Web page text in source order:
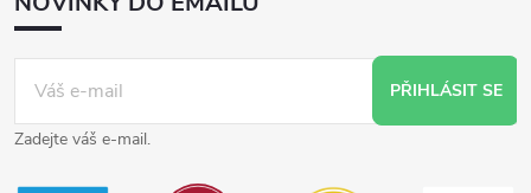
PŘIHLÁSIT SE
Zadejte váš e-mail.